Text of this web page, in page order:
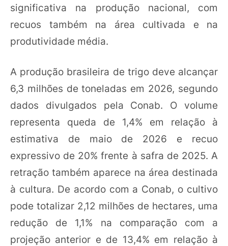
significativa na produção nacional, com
recuos também na área cultivada e na
produtividade média.
A produção brasileira de trigo deve alcançar
6,3 milhões de toneladas em 2026, segundo
dados divulgados pela Conab. O volume
representa queda de 1,4% em relação à
estimativa de maio de 2026 e recuo
expressivo de 20% frente à safra de 2025. A
retração também aparece na área destinada
à cultura. De acordo com a Conab, o cultivo
pode totalizar 2,12 milhões de hectares, uma
redução de 1,1% na comparação com a
projeção anterior e de 13,4% em relação à